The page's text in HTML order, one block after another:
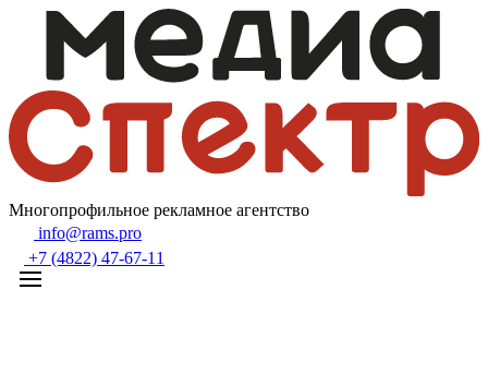
Многопрофильное рекламное агентство
info@rams.pro
+7 (4822) 47-67-11